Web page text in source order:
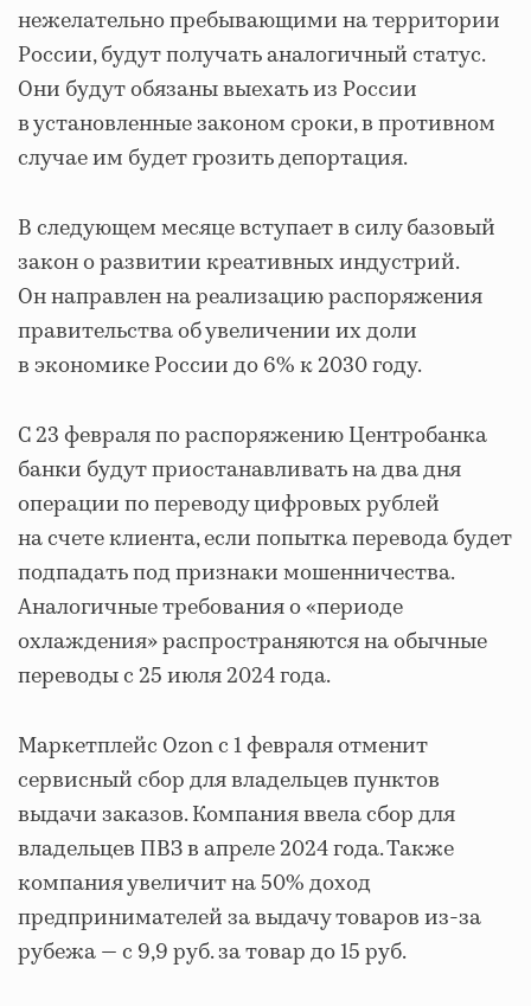
нежелательно пребывающими на территории
России, будут получать аналогичный статус.
Они будут обязаны выехать из России
в установленные законом сроки, в противном
случае им будет грозить депортация.
В следующем месяце вступает в силу базовый
закон о развитии креативных индустрий.
Он направлен на реализацию распоряжения
правительства об увеличении их доли
в экономике России до 6% к 2030 году.
С 23 февраля по распоряжению Центробанка
банки будут приостанавливать на два дня
операции по переводу цифровых рублей
на счете клиента, если попытка перевода будет
подпадать под признаки мошенничества.
Аналогичные требования о «периоде
охлаждения» распространяются на обычные
переводы с 25 июля 2024 года.
Маркетплейс Ozon с 1 февраля отменит
сервисный сбор для владельцев пунктов
выдачи заказов. Компания ввела сбор для
владельцев ПВЗ в апреле 2024 года. Также
компания увеличит на 50% доход
предпринимателей за выдачу товаров из-за
рубежа — с 9,9 руб. за товар до 15 руб.